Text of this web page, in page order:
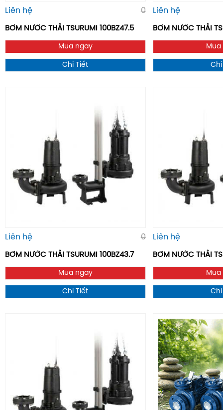
Liên hệ 0
BƠM NƯỚC THẢI TSURUMI 100BZ47.5
Mua ngay
Chi Tiết
Liên hệ
BƠM NƯỚC THẢI
Mua
Liên hệ 0
BƠM NƯỚC THẢI TSURUMI 100BZ43.7
Mua ngay
Chi Tiết
Liên hệ
BƠM NƯỚC THẢI